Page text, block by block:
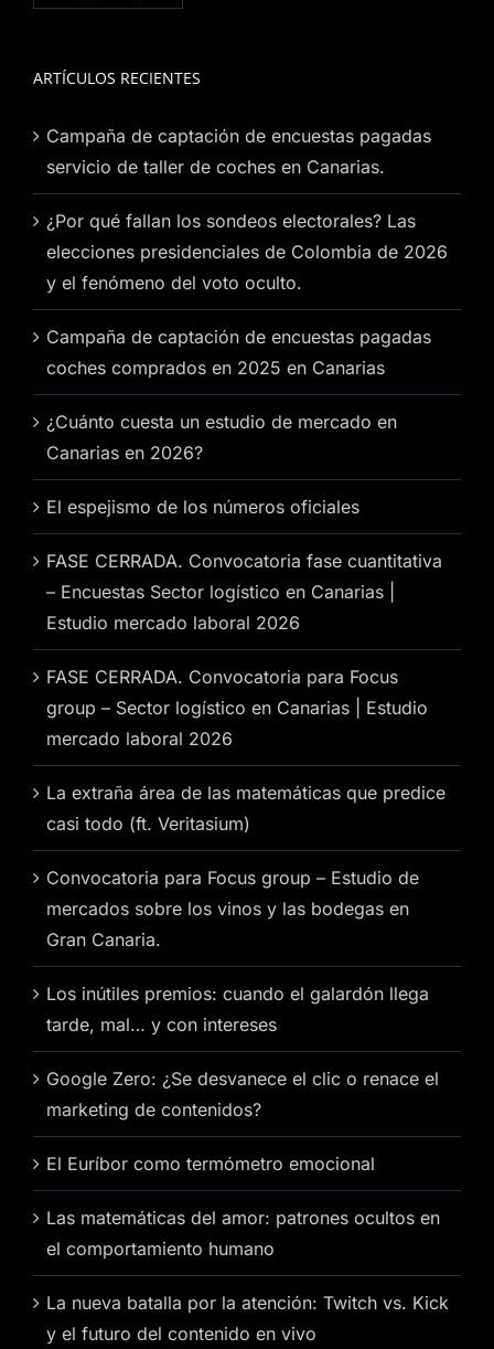
ARTÍCULOS RECIENTES
Campaña de captación de encuestas pagadas
servicio de taller de coches en Canarias.
¿Por qué fallan los sondeos electorales? Las
elecciones presidenciales de Colombia de 2026
y el fenómeno del voto oculto.
Campaña de captación de encuestas pagadas
coches comprados en 2025 en Canarias
¿Cuánto cuesta un estudio de mercado en
Canarias en 2026?
El espejismo de los números oficiales
FASE CERRADA. Convocatoria fase cuantitativa
– Encuestas Sector logístico en Canarias |
Estudio mercado laboral 2026
FASE CERRADA. Convocatoria para Focus
group – Sector logístico en Canarias | Estudio
mercado laboral 2026
La extraña área de las matemáticas que predice
casi todo (ft. Veritasium)
Convocatoria para Focus group – Estudio de
mercados sobre los vinos y las bodegas en
Gran Canaria.
Los inútiles premios: cuando el galardón llega
tarde, mal… y con intereses
Google Zero: ¿Se desvanece el clic o renace el
marketing de contenidos?
El Euríbor como termómetro emocional
Las matemáticas del amor: patrones ocultos en
el comportamiento humano
La nueva batalla por la atención: Twitch vs. Kick
y el futuro del contenido en vivo